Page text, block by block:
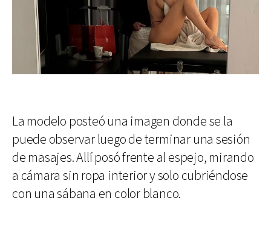
La modelo posteó una imagen donde se la
puede observar luego de terminar una sesión
de masajes. Allí posó frente al espejo, mirando
a cámara sin ropa interior y solo cubriéndose
con una sábana en color blanco.